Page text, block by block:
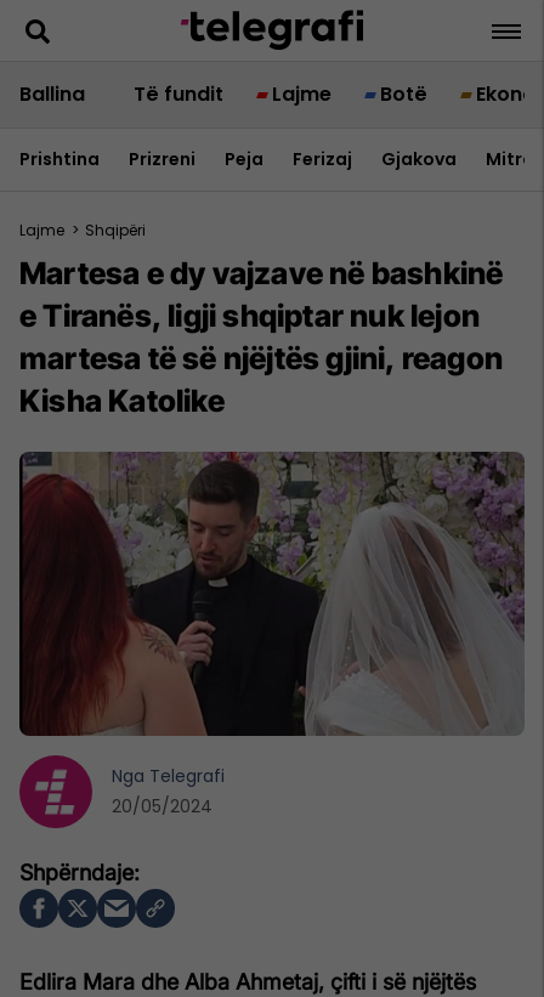
Ballina Të fundit Lajme Botë
Prishtina Prizreni Peja Ferizaj Gjakova
Lajme > Shqipëri
Martesa e dy vajzave në bashkinë
e Tiranës, ligji shqiptar nuk lejon
martesa të së njëjtës gjini, reagon
Kisha Katolike
Edlira Mara dhe Alba Ahmetaj, çifti i së njëjtës
Nga Telegrafi
20/05/2024